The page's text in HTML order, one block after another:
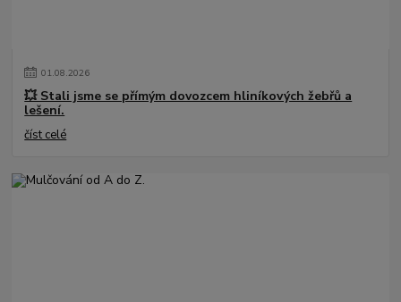
01.08.2026
💥 Stali jsme se přímým dovozcem hliníkových žebřů a
lešení.
číst celé